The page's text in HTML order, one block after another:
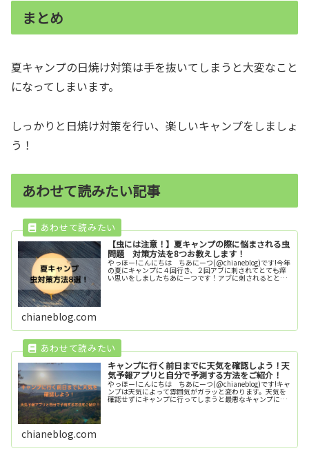
まとめ
夏キャンプの日焼け対策は手を抜いてしまうと大変なこと
になってしまいます。
しっかりと日焼け対策を行い、楽しいキャンプをしましょ
う！
あわせて読みたい記事
【虫には注意！】夏キャンプの際に悩まされる虫
問題 対策方法を8つお教えします！
やっほー!こんにちは ちあにーつ(@chianeblog)です!今年
の夏にキャンプに４回行き、２回アブに刺されてとても痒
い思いをしましたちあにーつです！アブに刺されるととて
chianeblog.com
キャンプに行く前日までに天気を確認しよう！天
気予報アプリと自分で予測する方法をご紹介！
やっほー!こんにちは ちあにーつ(@chianeblog)です!キャ
ンプは天気によって雰囲気がガラッと変わります。天気を
確認せずにキャンプに行ってしまうと最悪なキャンプにな
ってしまう可能性が高くなります。もし昼から雨にもかか
chianeblog.com